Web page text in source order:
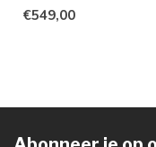
€549,00